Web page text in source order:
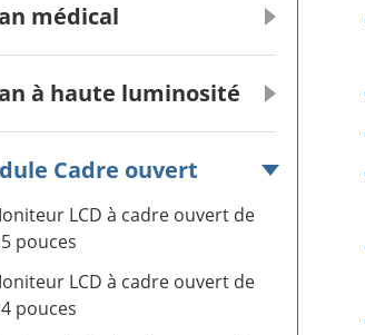
médical
à haute luminosité
Cadre ouvert
LCD à cadre ouvert de
pouces
LCD à cadre ouvert de
pouces